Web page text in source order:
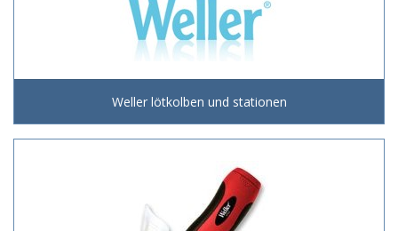
Weller lötkolben und stationen